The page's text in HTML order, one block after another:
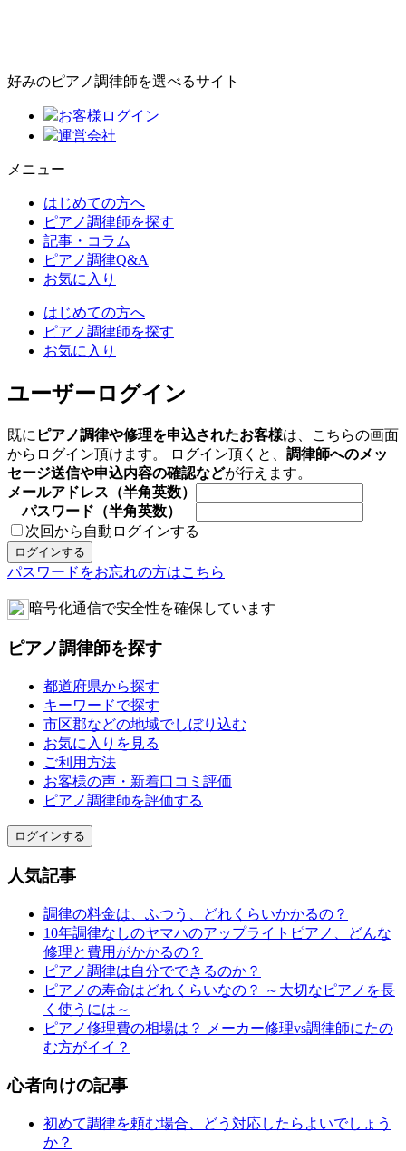
好みのピアノ調律師を選べるサイト
お客様ログイン
運営会社
メニュー
はじめての方へ
ピアノ調律師を探す
記事・コラム
ピアノ調律Q&A
お気に入り
はじめての方へ
ピアノ調律師を探す
お気に入り
ユーザーログイン
既に ピアノ調律や修理を申込されたお客様は、こちらの画面
からログイン頂けます。 ログイン頂くと、 調律師へのメッ
セージ送信や申込内容の確認などが行えます。
メールアドレス（半角英数）
パスワード（半角英数）
次回から自動ログインする
パスワードをお忘れの方はこちら
暗号化通信で安全性を確保しています
ピアノ調律師を探す
都道府県から探す
キーワードで探す
市区郡などの地域でしぼり込む
お気に入りを見る
ご利用方法
お客様の声・新着口コミ評価
ピアノ調律師を評価する
ログインする
人気記事
調律の料金は、ふつう、どれくらいかかるの？
10年調律なしのヤマハのアップライトピアノ、どんな
修理と費用がかかるの？
ピアノ調律は自分でできるのか？
ピアノの寿命はどれくらいなの？ ～大切なピアノを長
く使うには～
ピアノ修理費の相場は？ メーカー修理vs調律師にたの
む方がイイ？
心者向けの記事
初めて調律を頼む場合、どう対応したらよいでしょう
か？